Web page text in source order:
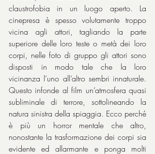
claustrofobia in un luogo aperto. La
cinepresa è spesso volutamente troppo
vicina agli attori, tagliando la parte
superiore delle loro teste o metà dei loro
corpi, nelle foto di gruppo gli attori sono
disposti in modo tale che la loro
vicinanza l’uno all’altro sembri innaturale.
Questo infonde al film un’atmosfera quasi
subliminale di terrore, sottolineando la
natura sinistra della spiaggia. Ecco perché
è più un horror mentale che altro,
nonostante la trasformazione dei corpi sia
evidente ed allarmante e ponga molti